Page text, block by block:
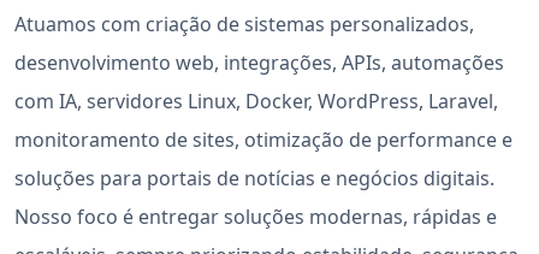
Atuamos com criação de sistemas personalizados,
desenvolvimento web, integrações, APIs, automações
com IA, servidores Linux, Docker, WordPress, Laravel,
monitoramento de sites, otimização de performance e
soluções para portais de notícias e negócios digitais.
Nosso foco é entregar soluções modernas, rápidas e